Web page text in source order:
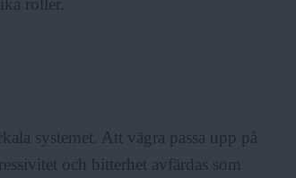
roller.
systemet. Att vägra passa upp på
och bitterhet avfärdas som